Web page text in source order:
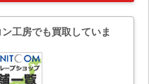
工房でも買取していま